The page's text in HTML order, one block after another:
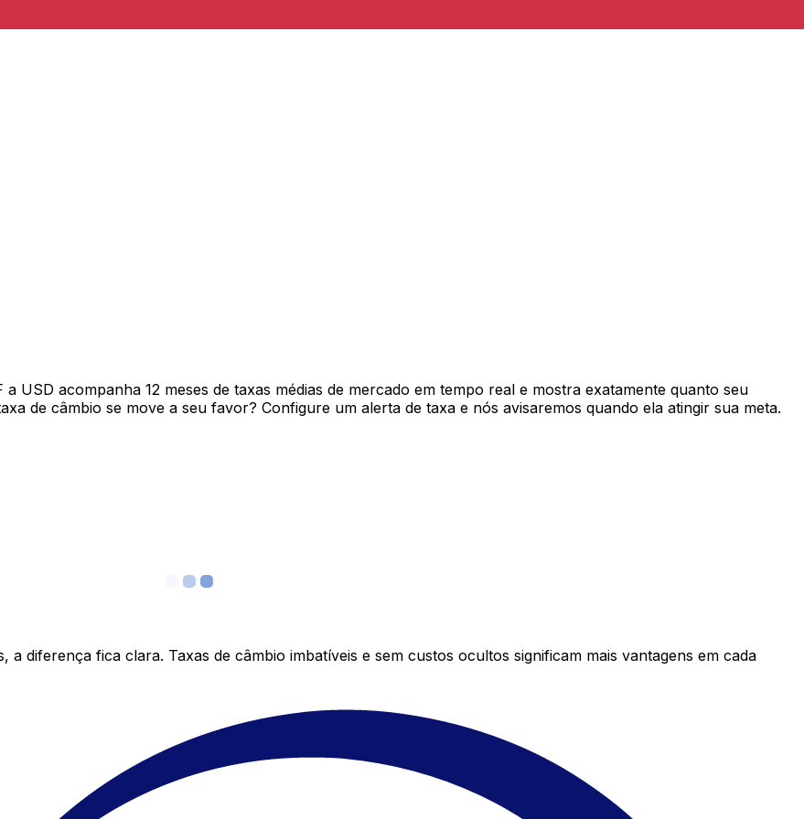
USD acompanha 12 meses de taxas médias de mercado em tempo real e mostra exatamente quanto seu
de câmbio se move a seu favor? Configure um alerta de taxa e nós avisaremos quando ela atingir sua meta.
diferença fica clara. Taxas de câmbio imbatíveis e sem custos ocultos significam mais vantagens em cada